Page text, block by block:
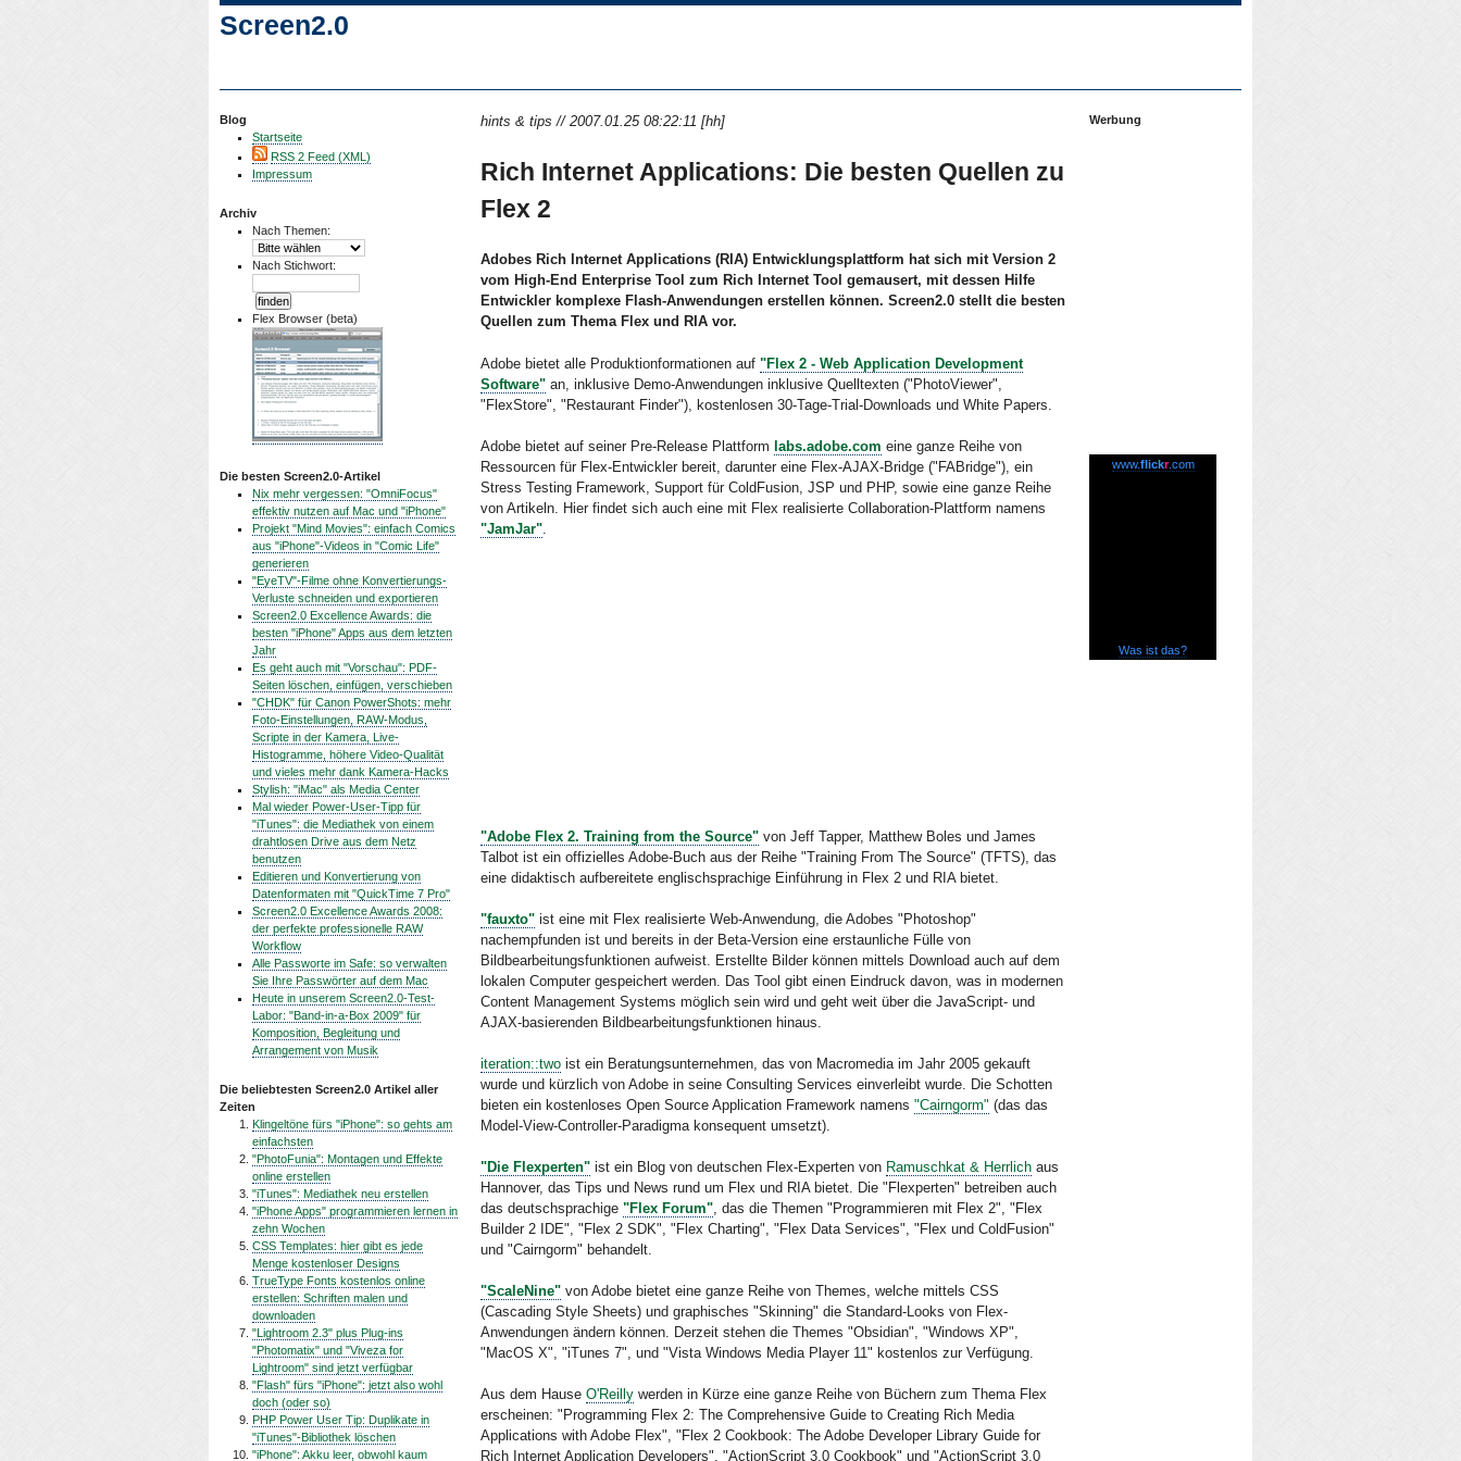
Screen2.0
Blog
Startseite
RSS 2 Feed (XML)
Impressum
Archiv
Nach Themen:
Nach Stichwort:
Flex Browser (beta)
Die besten Screen2.0-Artikel
Nix mehr vergessen: "OmniFocus"
effektiv nutzen auf Mac und "iPhone"
Projekt "Mind Movies": einfach Comics
aus "iPhone"-Videos in "Comic Life"
generieren
"EyeTV"-Filme ohne Konvertierungs-
Verluste schneiden und exportieren
Screen2.0 Excellence Awards: die
besten "iPhone" Apps aus dem letzten
Jahr
Es geht auch mit "Vorschau": PDF-
Seiten löschen, einfügen, verschieben
"CHDK" für Canon PowerShots: mehr
Foto-Einstellungen, RAW-Modus,
Scripte in der Kamera, Live-
Histogramme, höhere Video-Qualität
und vieles mehr dank Kamera-Hacks
Stylish: "iMac" als Media Center
Mal wieder Power-User-Tipp für
"iTunes": die Mediathek von einem
drahtlosen Drive aus dem Netz
benutzen
Editieren und Konvertierung von
Datenformaten mit "QuickTime 7 Pro"
Screen2.0 Excellence Awards 2008:
der perfekte professionelle RAW
Workflow
Alle Passworte im Safe: so verwalten
Sie Ihre Passwörter auf dem Mac
Heute in unserem Screen2.0-Test-
Labor: "Band-in-a-Box 2009" für
Komposition, Begleitung und
Arrangement von Musik
Die beliebtesten Screen2.0 Artikel aller
Zeiten
Klingeltöne fürs "iPhone": so gehts am
einfachsten
"PhotoFunia": Montagen und Effekte
online erstellen
"iTunes": Mediathek neu erstellen
"iPhone Apps" programmieren lernen in
zehn Wochen
CSS Templates: hier gibt es jede
Menge kostenloser Designs
TrueType Fonts kostenlos online
erstellen: Schriften malen und
downloaden
"Lightroom 2.3" plus Plug-ins
"Photomatix" und "Viveza for
Lightroom" sind jetzt verfügbar
"Flash" fürs "iPhone": jetzt also wohl
doch (oder so)
PHP Power User Tip: Duplikate in
"iTunes"-Bibliothek löschen
"iPhone": Akku leer, obwohl kaum
hints & tips // 2007.01.25 08:22:11 [hh]
Rich Internet Applications: Die besten Quellen zu
Flex 2
Adobes Rich Internet Applications (RIA) Entwicklungsplattform hat sich mit Version 2
vom High-End Enterprise Tool zum Rich Internet Tool gemausert, mit dessen Hilfe
Entwickler komplexe Flash-Anwendungen erstellen können. Screen2.0 stellt die besten
Quellen zum Thema Flex und RIA vor.
Adobe bietet alle Produktionformationen auf "Flex 2 - Web Application Development
Software" an, inklusive Demo-Anwendungen inklusive Quelltexten ("PhotoViewer",
"FlexStore", "Restaurant Finder"), kostenlosen 30-Tage-Trial-Downloads und White Papers.
Adobe bietet auf seiner Pre-Release Plattform labs.adobe.com eine ganze Reihe von
Ressourcen für Flex-Entwickler bereit, darunter eine Flex-AJAX-Bridge ("FABridge"), ein
Stress Testing Framework, Support für ColdFusion, JSP und PHP, sowie eine ganze Reihe
von Artikeln. Hier findet sich auch eine mit Flex realisierte Collaboration-Plattform namens
"JamJar".
"Adobe Flex 2. Training from the Source" von Jeff Tapper, Matthew Boles und James
Talbot ist ein offizielles Adobe-Buch aus der Reihe "Training From The Source" (TFTS), das
eine didaktisch aufbereitete englischsprachige Einführung in Flex 2 und RIA bietet.
"fauxto" ist eine mit Flex realisierte Web-Anwendung, die Adobes "Photoshop"
nachempfunden ist und bereits in der Beta-Version eine erstaunliche Fülle von
Bildbearbeitungsfunktionen aufweist. Erstellte Bilder können mittels Download auch auf dem
lokalen Computer gespeichert werden. Das Tool gibt einen Eindruck davon, was in modernen
Content Management Systems möglich sein wird und geht weit über die JavaScript- und
AJAX-basierenden Bildbearbeitungsfunktionen hinaus.
iteration::two ist ein Beratungsunternehmen, das von Macromedia im Jahr 2005 gekauft
wurde und kürzlich von Adobe in seine Consulting Services einverleibt wurde. Die Schotten
bieten ein kostenloses Open Source Application Framework namens "Cairngorm" (das das
Model-View-Controller-Paradigma konsequent umsetzt).
"Die Flexperten" ist ein Blog von deutschen Flex-Experten von Ramuschkat & Herrlich aus
Hannover, das Tips und News rund um Flex und RIA bietet. Die "Flexperten" betreiben auch
das deutschsprachige "Flex Forum", das die Themen "Programmieren mit Flex 2", "Flex
Builder 2 IDE", "Flex 2 SDK", "Flex Charting", "Flex Data Services", "Flex und ColdFusion"
und "Cairngorm" behandelt.
"ScaleNine" von Adobe bietet eine ganze Reihe von Themes, welche mittels CSS
(Cascading Style Sheets) und graphisches "Skinning" die Standard-Looks von Flex-
Anwendungen ändern können. Derzeit stehen die Themes "Obsidian", "Windows XP",
"MacOS X", "iTunes 7", und "Vista Windows Media Player 11" kostenlos zur Verfügung.
Aus dem Hause O'Reilly werden in Kürze eine ganze Reihe von Büchern zum Thema Flex
erscheinen: "Programming Flex 2: The Comprehensive Guide to Creating Rich Media
Applications with Adobe Flex", "Flex 2 Cookbook: The Adobe Developer Library Guide for
Rich Internet Application Developers", "ActionScript 3.0 Cookbook" und "ActionScript 3.0
Werbung
www.flickr.com
Was ist das?